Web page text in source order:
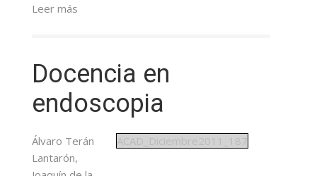
Leer más
Docencia en
endoscopia
Álvaro Terán
Lantarón,
ACAD_Diciembre2011_187